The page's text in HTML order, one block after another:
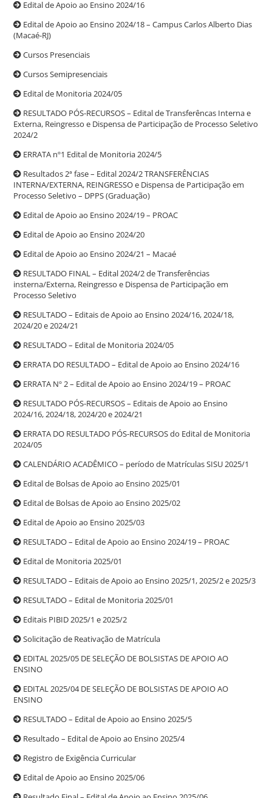
Edital de Apoio ao Ensino 2024/16
Edital de Apoio ao Ensino 2024/18 – Campus Carlos Alberto Dias
(Macaé-RJ)
Cursos Presenciais
Cursos Semipresenciais
Edital de Monitoria 2024/05
RESULTADO PÓS-RECURSOS – Edital de Transferêncas Interna e
Externa, Reingresso e Dispensa de Participação de Processo Seletivo
2024/2
ERRATA nº1 Edital de Monitoria 2024/5
Resultados 2ª fase – Edital 2024/2 TRANSFERÊNCIAS
INTERNA/EXTERNA, REINGRESSO e Dispensa de Participação em
Processo Seletivo – DPPS (Graduação)
Edital de Apoio ao Ensino 2024/19 – PROAC
Edital de Apoio ao Ensino 2024/20
Edital de Apoio ao Ensino 2024/21 – Macaé
RESULTADO FINAL – Edital 2024/2 de Transferências
insterna/Externa, Reingresso e Dispensa de Participação em
Processo Seletivo
RESULTADO – Editais de Apoio ao Ensino 2024/16, 2024/18,
2024/20 e 2024/21
RESULTADO – Edital de Monitoria 2024/05
ERRATA DO RESULTADO – Edital de Apoio ao Ensino 2024/16
ERRATA Nº 2 – Edital de Apoio ao Ensino 2024/19 – PROAC
RESULTADO PÓS-RECURSOS – Editais de Apoio ao Ensino
2024/16, 2024/18, 2024/20 e 2024/21
ERRATA DO RESULTADO PÓS-RECURSOS do Edital de Monitoria
2024/05
CALENDÁRIO ACADÊMICO – período de Matrículas SISU 2025/1
Edital de Bolsas de Apoio ao Ensino 2025/01
Edital de Bolsas de Apoio ao Ensino 2025/02
Edital de Apoio ao Ensino 2025/03
RESULTADO – Edital de Apoio ao Ensino 2024/19 – PROAC
Edital de Monitoria 2025/01
RESULTADO – Editais de Apoio ao Ensino 2025/1, 2025/2 e 2025/3
RESULTADO – Edital de Monitoria 2025/01
Editais PIBID 2025/1 e 2025/2
Solicitação de Reativação de Matrícula
EDITAL 2025/05 DE SELEÇÃO DE BOLSISTAS DE APOIO AO
ENSINO
EDITAL 2025/04 DE SELEÇÃO DE BOLSISTAS DE APOIO AO
ENSINO
RESULTADO – Edital de Apoio ao Ensino 2025/5
Resultado – Edital de Apoio ao Ensino 2025/4
Registro de Exigência Curricular
Edital de Apoio ao Ensino 2025/06